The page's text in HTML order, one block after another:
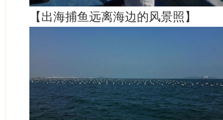
【出海捕鱼远离海边的风景照】